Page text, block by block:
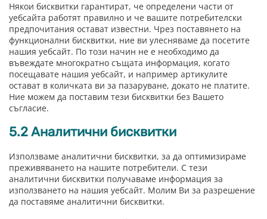
Някои бисквитки гарантират, че определени части от
уебсайта работят правилно и че вашите потребителски
предпочитания остават известни. Чрез поставянето на
функционални бисквитки, ние ви улесняваме да посетите
нашия уебсайт. По този начин не е необходимо да
въвеждате многократно същата информация, когато
посещавате нашия уебсайт, и например артикулите
остават в количката ви за пазаруване, докато не платите.
Ние можем да поставим тези бисквитки без Вашето
съгласие.
5.2 Аналитични бисквитки
Използваме аналитични бисквитки, за да оптимизираме
преживяването на нашите потребители. С тези
аналитични бисквитки получаваме информация за
използването на нашия уебсайт. Молим Ви за разрешение
да поставяме аналитични бисквитки.